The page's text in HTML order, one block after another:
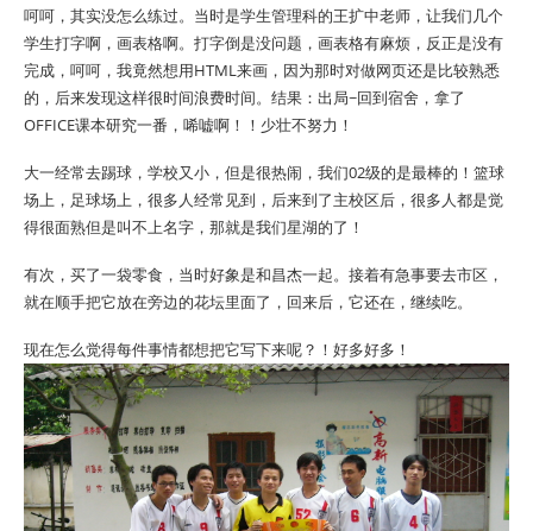
呵呵，其实没怎么练过。当时是学生管理科的王扩中老师，让我们几个
学生打字啊，画表格啊。打字倒是没问题，画表格有麻烦，反正是没有
完成，呵呵，我竟然想用HTML来画，因为那时对做网页还是比较熟悉
的，后来发现这样很时间浪费时间。结果：出局~回到宿舍，拿了
OFFICE课本研究一番，唏嘘啊！！少壮不努力！
大一经常去踢球，学校又小，但是很热闹，我们02级的是最棒的！篮球
场上，足球场上，很多人经常见到，后来到了主校区后，很多人都是觉
得很面熟但是叫不上名字，那就是我们星湖的了！
有次，买了一袋零食，当时好象是和昌杰一起。接着有急事要去市区，
就在顺手把它放在旁边的花坛里面了，回来后，它还在，继续吃。
现在怎么觉得每件事情都想把它写下来呢？！好多好多！